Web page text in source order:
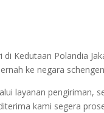
Kedutaan Polandia
ke negara
layanan pengiriman,
kami segera